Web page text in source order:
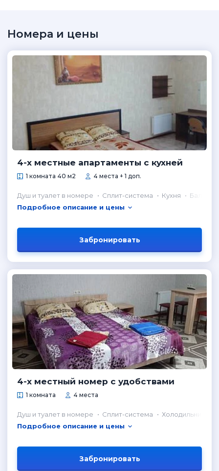
Номера и цены
4-х местные апартаменты с кухней
1 комната 40 м2 4 места + 1 доп.
Душ и туалет в номере Сплит-система Кухня
Балкон
Подробное описание и цены
Забронировать
4-х местный номер с удобствами
1 комната 4 места
Душ и туалет в номере Сплит-система
Холодильник в
Подробное описание и цены
Забронировать